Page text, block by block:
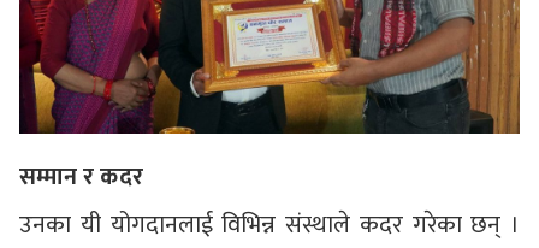
सम्मान र कदर
उनका यी योगदानलाई विभिन्न संस्थाले कदर गरेका छन् ।